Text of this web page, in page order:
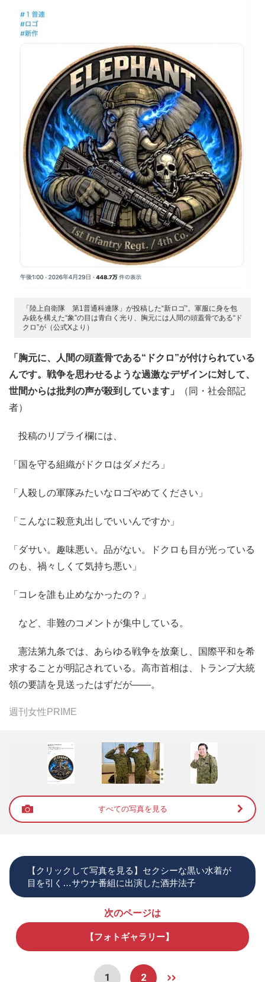
「陸上自衛隊 第1普通科連隊」が投稿した“新ロゴ”。軍服に身を包
み銃を構えた“象”の目は青白く光り、胸元には人間の頭蓋骨である“ド
クロ”が（公式Xより）
「胸元に、人間の頭蓋骨である“ドクロ”が付けられている
んです。戦争を思わせるような過激なデザインに対して、
世間からは批判の声が殺到しています」
（同・社会部記
者）
投稿のリプライ欄には、
「国を守る組織がドクロはダメだろ」
「人殺しの軍隊みたいなロゴやめてください」
「こんなに殺意丸出しでいいんですか」
「ダサい。趣味悪い。品がない。ドクロも目が光っている
のも、禍々しくて気持ち悪い」
「コレを誰も止めなかったの？」
など、非難のコメントが集中している。
憲法第九条では、あらゆる戦争を放棄し、国際平和を希
求することが明記されている。高市首相は、トランプ大統
領の要請を見送ったはずだが――。
週刊女性PRIME
すべての写真を見る
【クリックして写真を見る】セクシーな黒い水着が
目を引く…サウナ番組に出演した酒井法子
次のページは
【フォトギャラリー】
1 2